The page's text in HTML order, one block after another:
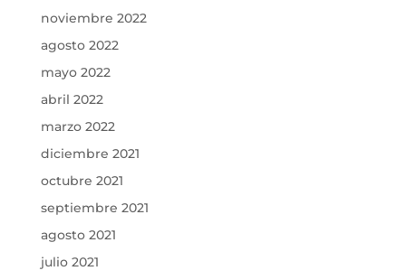
noviembre 2022
agosto 2022
mayo 2022
abril 2022
marzo 2022
diciembre 2021
octubre 2021
septiembre 2021
agosto 2021
julio 2021